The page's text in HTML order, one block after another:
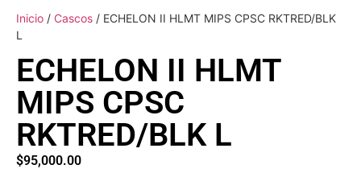
Inicio / Cascos / ECHELON II HLMT MIPS CPSC RKTRED/BLK
L
ECHELON II HLMT
MIPS CPSC
RKTRED/BLK L
$95,000.00